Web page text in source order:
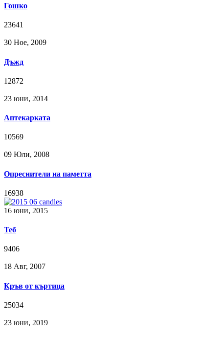
Гошко
23641
30 Ное, 2009
Дъжд
12872
23 юни, 2014
Аптекарката
10569
09 Юли, 2008
Опреснители на паметта
16938
16 юни, 2015
Теб
9406
18 Авг, 2007
Кръв от къртица
25034
23 юни, 2019